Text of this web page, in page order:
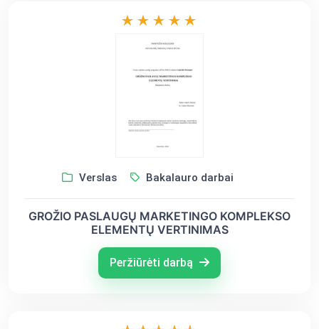
Verslas Bakalauro darbai
GROŽIO PASLAUGŲ MARKETINGO KOMPLEKSO
ELEMENTŲ VERTINIMAS
Peržiūrėti darbą